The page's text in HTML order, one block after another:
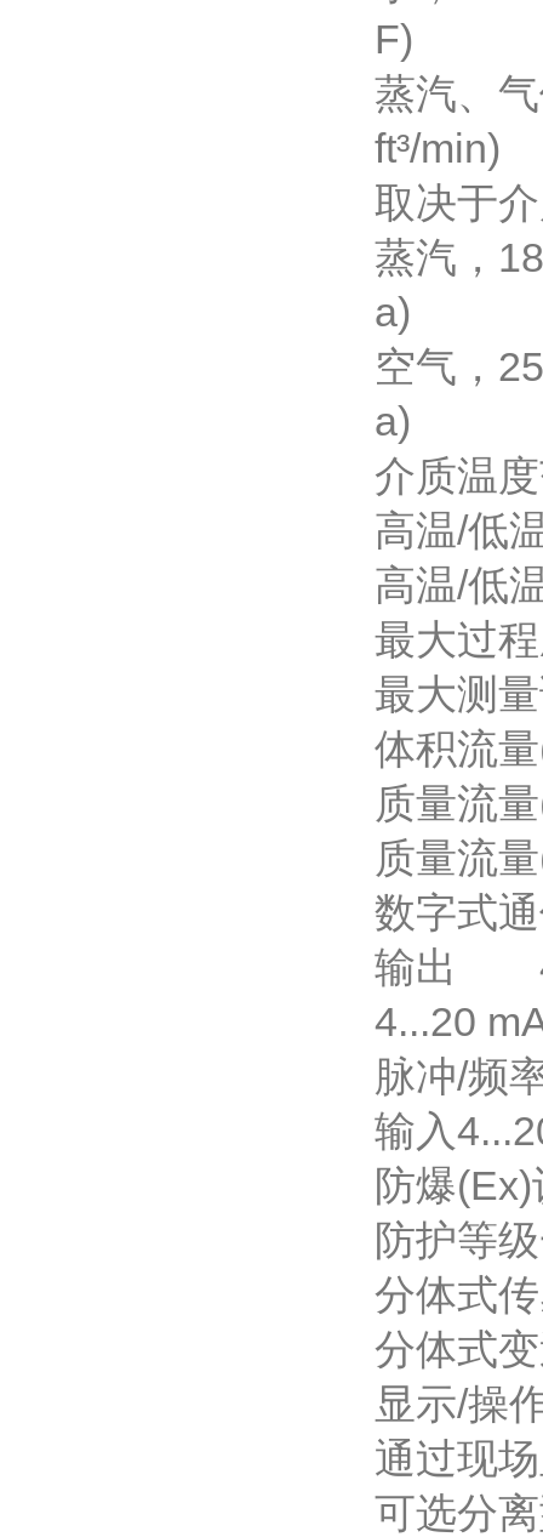
F)
蒸汽、
ft³/min)
取决于
蒸汽，
a)
空气，
a)
介质
高温/低
高温/低
最大过
最大
体积流
质量流
质量流
数字式
输出
4...20
脉冲/频
输入
防爆
防护等级
分体式
分体式
显示/
通过现
可选分